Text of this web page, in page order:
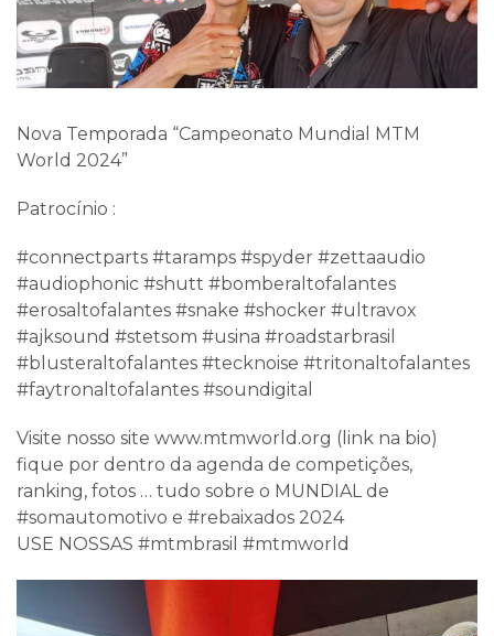
Nova Temporada “Campeonato Mundial MTM
World 2024”
Patrocínio :
#connectparts #taramps #spyder #zettaaudio
#audiophonic #shutt #bomberaltofalantes
#erosaltofalantes #snake #shocker #ultravox
#ajksound #stetsom #usina #roadstarbrasil
#blusteraltofalantes #tecknoise #tritonaltofalantes
#faytronaltofalantes #soundigital
Visite nosso site www.mtmworld.org (link na bio)
fique por dentro da agenda de competições,
ranking, fotos … tudo sobre o MUNDIAL de
#somautomotivo e #rebaixados 2024
USE NOSSAS #mtmbrasil #mtmworld